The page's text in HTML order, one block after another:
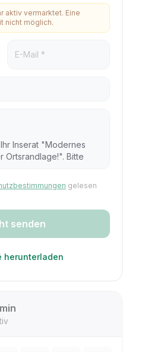
aktiv vermarktet. Eine
nicht möglich.
gelesen
senden
herunterladen